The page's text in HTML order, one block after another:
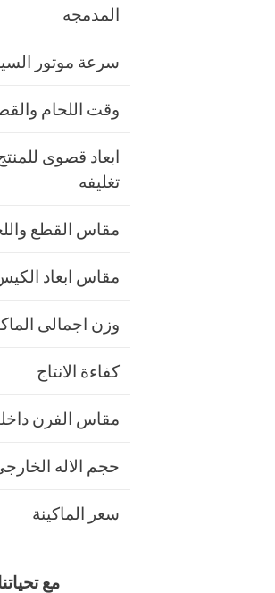
المدمجه
سرعة موتور
وقت اللحام
ابعاد قصوى
تغليفه
مقاس القطع
مقاس ابعاد
وزن اجمالى
كفاءة الانتاج
مقاس الفرن
حجم الاله
سعر الماكينة
مع